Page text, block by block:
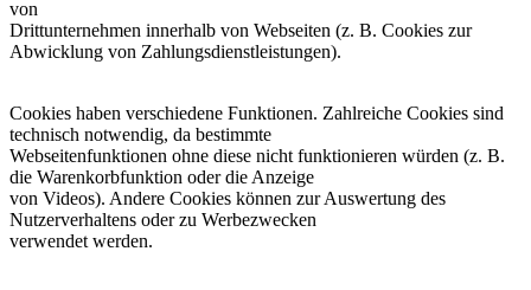
von
Drittunternehmen innerhalb von Webseiten (z. B. Cookies zur
Abwicklung von Zahlungsdienstleistungen).
Cookies haben verschiedene Funktionen. Zahlreiche Cookies sind
technisch notwendig, da bestimmte
Webseitenfunktionen ohne diese nicht funktionieren würden (z. B.
die Warenkorbfunktion oder die Anzeige
von Videos). Andere Cookies können zur Auswertung des
Nutzerverhaltens oder zu Werbezwecken
verwendet werden.